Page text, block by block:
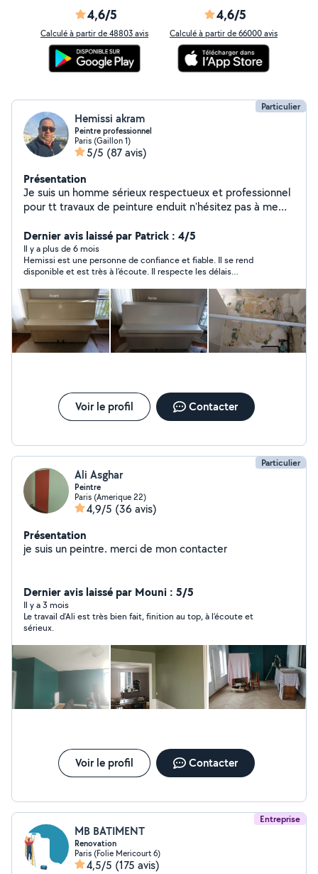
4,6/5
Calculé à partir de 48803 avis
4,6/5
Calculé à partir de 66000 avis
Particulier
Hemissi akram
Peintre professionnel
Paris (Gaillon 1)
5/5 (87 avis)
Présentation
Je suis un homme sérieux respectueux et professionnel
pour tt travaux de peinture enduit n'hésitez pas à me
Dernier avis laissé par Patrick : 4/5
Il y a plus de 6 mois
Hemissi est une personne de confiance et fiable. Il se rend
disponible et est très à l'écoute. Il respecte les délais
"croisée") mais pour le prix et son efficacité, service au top. je
recommande
Voir le profil Contacter
Particulier
Ali Asghar
Peintre
Paris (Amerique 22)
4,9/5 (36 avis)
Présentation
je suis un peintre. merci de mon contacter
Dernier avis laissé par Mouni : 5/5
Il y a 3 mois
Le travail d’Ali est très bien fait, finition au top, à l’écoute et
sérieux.
Voir le profil Contacter
Entreprise
MB BATIMENT
Renovation
Paris (Folie Mericourt 6)
4,5/5 (175 avis)